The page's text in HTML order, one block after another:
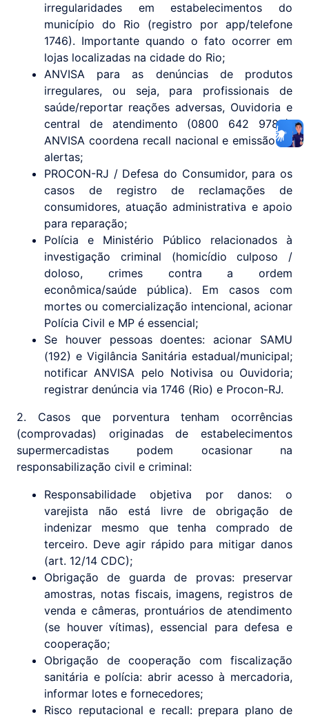
irregularidades em estabelecimentos do
município do Rio (registro por app/telefone
1746). Importante quando o fato ocorrer em
lojas localizadas na cidade do Rio;
ANVISA para as denúncias de produtos
irregulares, ou seja, para profissionais de
saúde/reportar reações adversas, Ouvidoria e
central de atendimento (0800 642 9782).
ANVISA coordena recall nacional e emissão de
alertas;
PROCON-RJ / Defesa do Consumidor, para os
casos de registro de reclamações de
consumidores, atuação administrativa e apoio
para reparação;
Polícia e Ministério Público relacionados à
investigação criminal (homicídio culposo /
doloso, crimes contra a ordem
econômica/saúde pública). Em casos com
mortes ou comercialização intencional, acionar
Polícia Civil e MP é essencial;
Se houver pessoas doentes: acionar SAMU
(192) e Vigilância Sanitária estadual/municipal;
notificar ANVISA pelo Notivisa ou Ouvidoria;
registrar denúncia via 1746 (Rio) e Procon-RJ.
2. Casos que porventura tenham ocorrências
(comprovadas) originadas de estabelecimentos
supermercadistas podem ocasionar na
responsabilização civil e criminal:
Responsabilidade objetiva por danos: o
varejista não está livre de obrigação de
indenizar mesmo que tenha comprado de
terceiro. Deve agir rápido para mitigar danos
(art. 12/14 CDC);
Obrigação de guarda de provas: preservar
amostras, notas fiscais, imagens, registros de
venda e câmeras, prontuários de atendimento
(se houver vítimas), essencial para defesa e
cooperação;
Obrigação de cooperação com fiscalização
sanitária e polícia: abrir acesso à mercadoria,
informar lotes e fornecedores;
Risco reputacional e recall: prepara plano de